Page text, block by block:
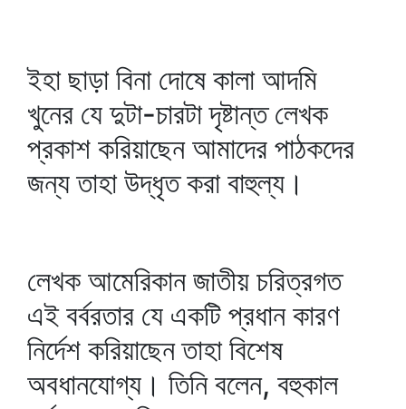
ইহা ছাড়া বিনা দোষে কালা আদমি
খুনের যে দুটা-চারটা দৃষ্টান্ত লেখক
প্রকাশ করিয়াছেন আমাদের পাঠকদের
জন্য তাহা উদ্ধৃত করা বাহুল্য।
লেখক আমেরিকান জাতীয় চরিত্রগত
এই বর্বরতার যে একটি প্রধান কারণ
নির্দেশ করিয়াছেন তাহা বিশেষ
অবধানযোগ্য। তিনি বলেন, বহুকাল